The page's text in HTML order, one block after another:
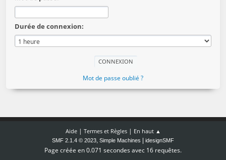
Durée de connexion:
Mot de passe oublié ?
Aide| Termes et Règles| En haut ▲
SMF 2.1.4 © 2023, Simple Machines idesignSMF
Page créée en 0.071 secondes avec 16 requêtes.